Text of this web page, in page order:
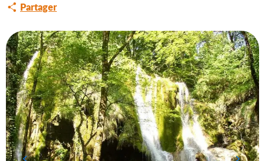
Partager